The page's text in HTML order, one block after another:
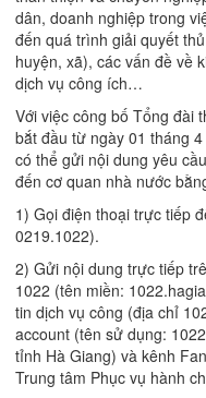
dân, doanh nghiệp trong
đến quá trình giải quyết
huyện, xã), các vấn đề về
dịch vụ công ích…
Với việc công bố Tổng đài
bắt đầu từ ngày 01 tháng
có thể gửi nội dung yêu
đến cơ quan nhà nước
1) Gọi điện thoại trực tiếp
0219.1022).
2) Gửi nội dung trực tiếp
1022 (tên miền:
tin dịch vụ công (địa chỉ
account (tên sử dụng:
tỉnh Hà Giang) và kênh
Trung tâm Phục vụ hành